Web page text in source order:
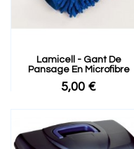
Lamicell - Gant De
Pansage En Microfibre
5,00 €